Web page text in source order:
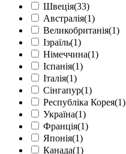
Швеція(33)
Австралія(1)
Великобританія(1)
Ізраїль(1)
Німеччина(1)
Іспанія(1)
Італія(1)
Сінгапур(1)
Республіка Корея(1)
Україна(1)
Франція(1)
Японія(1)
Канада(1)